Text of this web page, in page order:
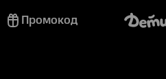
Промокод